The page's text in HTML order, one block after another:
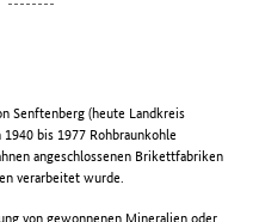
Senftenberg (heute Landkreis
bis 1977 Rohbraunkohle
angeschlossenen Brikettfabriken
verarbeitet wurde.
von gewonnenen Mineralien oder